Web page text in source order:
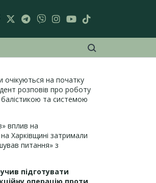
очікуються на початку
розповів про роботу
та системою
вплив на
Харківщині затримали
питання» з
підготувати